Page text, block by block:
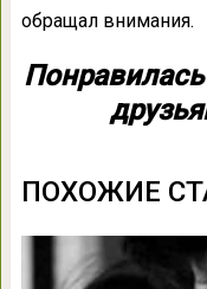
обращал внимания.
ПОХОЖИЕ